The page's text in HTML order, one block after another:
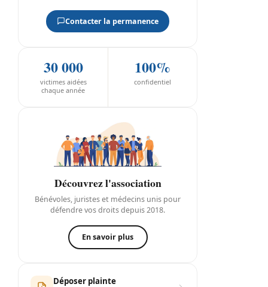
Contacter la permanence
30 000
victimes aidées
chaque année
100%
confidentiel
Découvrez l'association
Bénévoles, juristes et médecins unis pour
défendre vos droits depuis 2018.
En savoir plus
Déposer plainte